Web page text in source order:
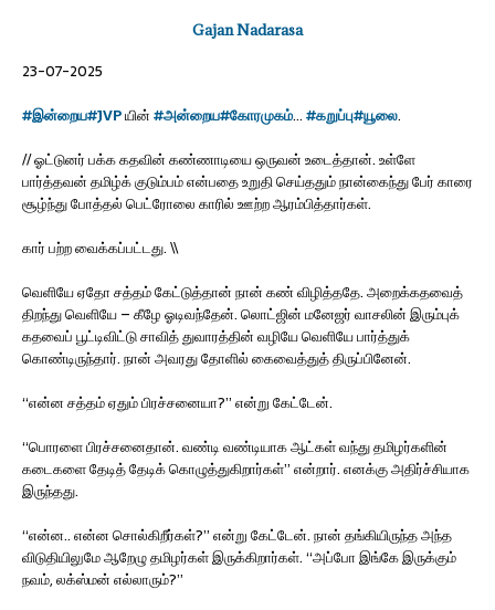
Gajan Nadarasa
23-07-2025
#இன்றைய#JVPயின்#அன்றைய#கோரமுகம்…#கறுப்பு#யூலை.
// ஓட்டுனர் பக்க கதவின் கண்ணாடியை ஒருவன் உடைத்தான். உள்ளே
பார்த்தவன் தமிழ்க் குடும்பம் என்பதை உறுதி செய்ததும் நான்கைந்து பேர் காரை
சூழ்ந்து போத்தல் பெட்ரோலை காரில் ஊற்ற ஆரம்பித்தார்கள்.
கார் பற்ற வைக்கப்பட்டது. \\
வெளியே ஏதோ சத்தம் கேட்டுத்தான் நான் கண் விழித்ததே. அறைக்கதவைத்
திறந்து வெளியே – கீழே ஓடிவந்தேன். லொட்ஜின் மனேஜர் வாசலின் இரும்புக்
கதவைப் பூட்டிவிட்டு சாவித் துவாரத்தின் வழியே வெளியே பார்த்துக்
கொண்டிருந்தார். நான் அவரது தோளில் கைவைத்துத் திருப்பினேன்.
“என்ன சத்தம் ஏதும் பிரச்சனையா?” என்று கேட்டேன்.
“பொரளை பிரச்சனைதான். வண்டி வண்டியாக ஆட்கள் வந்து தமிழர்களின்
கடைகளை தேடித் தேடிக் கொழுத்துகிறார்கள்” என்றார். எனக்கு அதிர்ச்சியாக
இருந்தது.
“என்ன.. என்ன சொல்கிறீர்கள்?” என்று கேட்டேன். நான் தங்கியிருந்த அந்த
விடுதியிலுமே ஆறேழு தமிழர்கள் இருக்கிறார்கள். “அப்போ இங்கே இருக்கும்
நவம், லக்ஸ்மன் எல்லாரும்?”